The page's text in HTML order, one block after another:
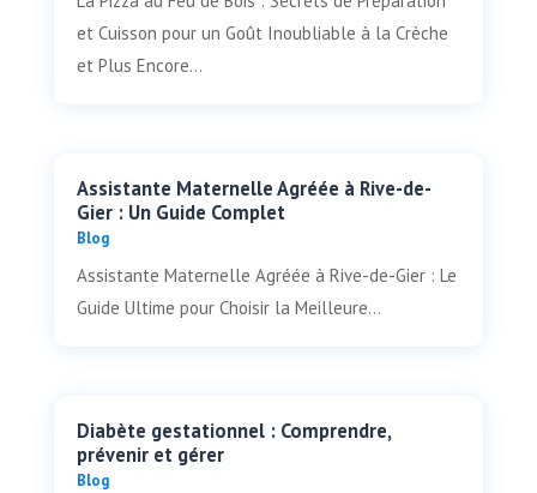
et Cuisson pour un Goût Inoubliable à la Crèche
et Plus Encore...
Assistante Maternelle Agréée à Rive-de-
Gier : Un Guide Complet
Blog
Assistante Maternelle Agréée à Rive-de-Gier : Le
Guide Ultime pour Choisir la Meilleure...
Diabète gestationnel : Comprendre,
prévenir et gérer
Blog